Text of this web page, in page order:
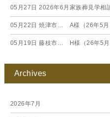
05月27日 2026年6月家族葬見学相
05月22日 焼津市… A様（26年5月
05月19日 藤枝市… H様（26年5月
Archives
2026年7月